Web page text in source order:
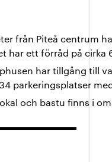
från Piteå centrum
har ett förråd på
har tillgång till
parkeringsplatser
och bastu finns i